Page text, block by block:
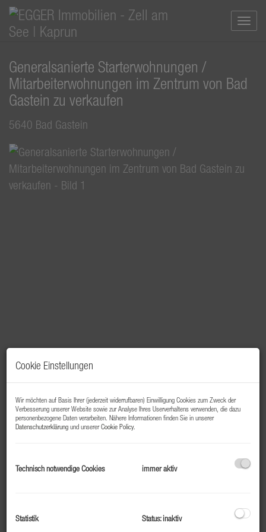
Generalsanierte Starterwohnungen /
Mitarbeiterwohnungen im Zentrum von Bad
Gastein zu verkaufen
5640 Bad Gastein
Top 208 – Starter- oder Mitarbeiterwohnung in Bad
Zentral gelegen und hochwertig saniert
Cookie Einstellungen
Wir möchten auf Basis Ihrer (jederzeit widerrufbaren) Einwilligung Cookies zum Zweck der
Verbesserung unserer Website sowie zur Analyse Ihres Userverhaltens verwenden, die dazu
personenbezogene Daten verarbeiten. Nähere Informationen finden Sie in unserer
Datenschutzerklärung und unsererCookie Policy.
Technisch notwendige Cookies immer aktiv
Statistik Status: inaktiv